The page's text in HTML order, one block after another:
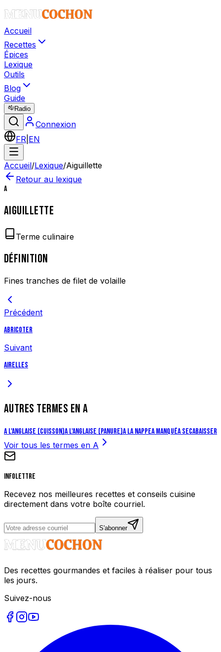
Accueil
Recettes
Épices
Lexique
Outils
Blog
Guide
Radio
Connexion
FR EN
Accueil/Lexique/Aiguillette
Retour au lexique
A
AIGUILLETTE
Terme culinaire
DÉFINITION
Fines tranches de filet de volaille
Précédent
Abricoter
Suivant
Airelles
AUTRES TERMES ENA
A l'anglaise (cuisson)A l'anglaise (panure)A la nappeA manquéA secAbaisser
Voir tous les termes en A
Infolettre
Recevez nos meilleures recettes et conseils cuisine
directement dans votre boîte courriel.
S'abonner
Des recettes gourmandes et faciles à réaliser pour tous
les jours.
Suivez-nous